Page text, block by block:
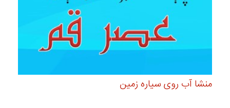
منشا آب روی سیاره زمین